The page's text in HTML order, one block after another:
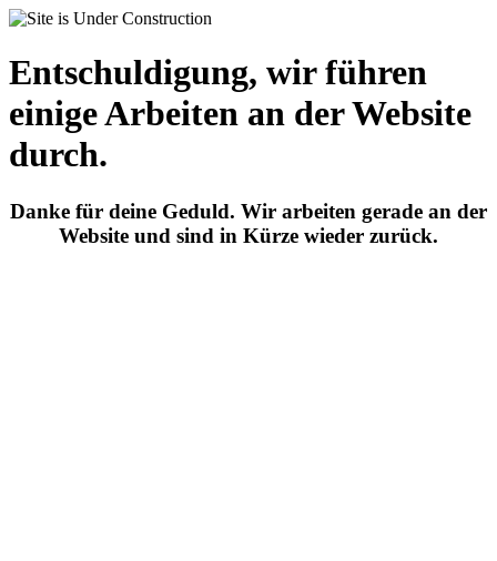
Entschuldigung, wir führen
einige Arbeiten an der Website
durch.
Danke für deine Geduld. Wir arbeiten gerade an der
Website und sind in Kürze wieder zurück.